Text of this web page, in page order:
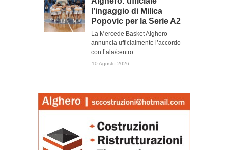
l’ingaggio di Milica
Popovic per la Serie A2
La Mercede Basket Alghero
annuncia ufficialmente l’accordo
con l’ala/centro...
10 Agosto 2026